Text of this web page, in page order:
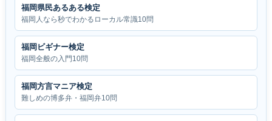
福岡県民あるある検定
福岡人なら秒でわかるローカル常識10問
福岡ビギナー検定
福岡全般の入門10問
福岡方言マニア検定
難しめの博多弁・福岡弁10問